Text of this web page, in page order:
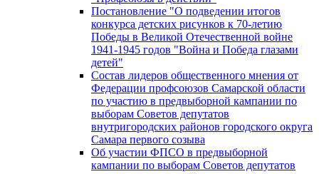
Постановление "О подведении итогов
конкурса детских рисунков к 70-летию
Победы в Великой Отечественной войне
1941-1945 годов "Война и Победа глазами
детей"
Состав лидеров общественного мнения от
Федерации профсоюзов Самарской области
по участию в предвыборной кампании по
выборам Советов депутатов
внутригородских районов городского округа
Самара первого созыва
Об участии ФПСО в предвыборной
кампании по выборам Советов депутатов